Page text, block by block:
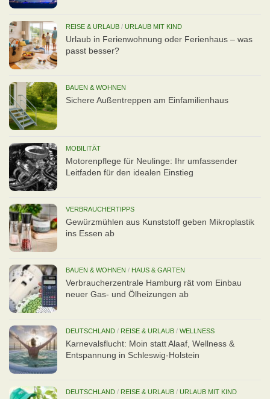
REISE & URLAUB / URLAUB MIT KIND
Urlaub in Ferienwohnung oder Ferienhaus – was
passt besser?
BAUEN & WOHNEN
Sichere Außentreppen am Einfamilienhaus
MOBILITÄT
Motorenpflege für Neulinge: Ihr umfassender
Leitfaden für den idealen Einstieg
VERBRAUCHERTIPPS
Gewürzmühlen aus Kunststoff geben Mikroplastik
ins Essen ab
BAUEN & WOHNEN / HAUS & GARTEN
Verbraucherzentrale Hamburg rät vom Einbau
neuer Gas- und Ölheizungen ab
DEUTSCHLAND / REISE & URLAUB / WELLNESS
Karnevalsflucht: Moin statt Alaaf, Wellness &
Entspannung in Schleswig-Holstein
DEUTSCHLAND / REISE & URLAUB / URLAUB MIT KIND